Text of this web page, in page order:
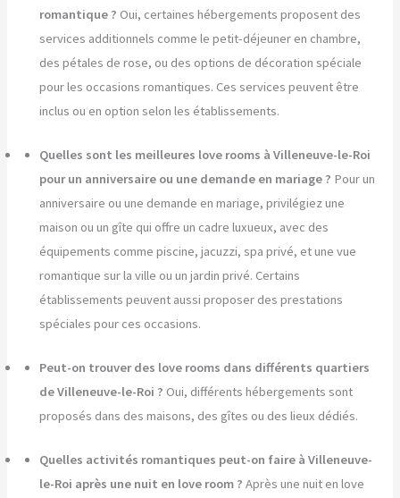
romantique ? Oui, certaines hébergements proposent des
services additionnels comme le petit-déjeuner en chambre,
des pétales de rose, ou des options de décoration spéciale
pour les occasions romantiques. Ces services peuvent être
inclus ou en option selon les établissements.
Quelles sont les meilleures love rooms à Villeneuve-le-Roi
pour un anniversaire ou une demande en mariage ? Pour un
anniversaire ou une demande en mariage, privilégiez une
maison ou un gîte qui offre un cadre luxueux, avec des
équipements comme piscine, jacuzzi, spa privé, et une vue
romantique sur la ville ou un jardin privé. Certains
établissements peuvent aussi proposer des prestations
spéciales pour ces occasions.
Peut-on trouver des love rooms dans différents quartiers
de Villeneuve-le-Roi ? Oui, différents hébergements sont
proposés dans des maisons, des gîtes ou des lieux dédiés.
Quelles activités romantiques peut-on faire à Villeneuve-
le-Roi après une nuit en love room ? Après une nuit en love